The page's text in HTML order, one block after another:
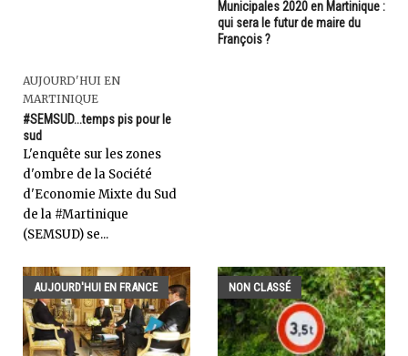
Municipales 2020 en Martinique :
qui sera le futur de maire du
François ?
AUJOURD'HUI EN
MARTINIQUE
#SEMSUD...temps pis pour le
sud
L'enquête sur les zones
d'ombre de la Société
d'Economie Mixte du Sud
de la #Martinique
(SEMSUD) se...
AUJOURD'HUI EN FRANCE NON CLASSÉ